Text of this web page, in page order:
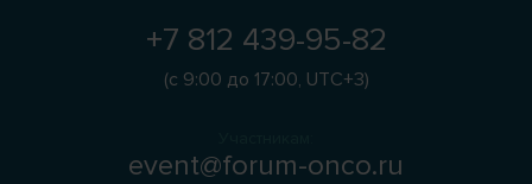
+7 812 439-95-82
(с 9:00 до 17:00, UTC+3)
event@forum-onco.ru